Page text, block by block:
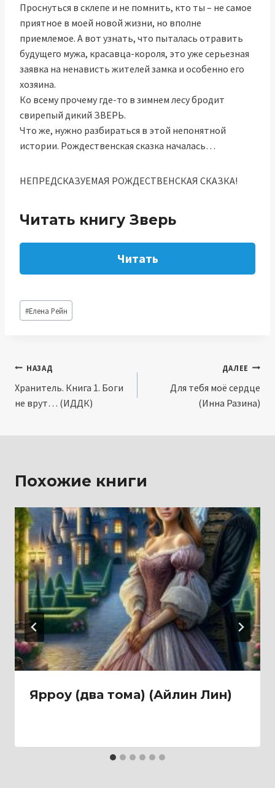
Проснуться в склепе и не помнить, кто ты – не самое
приятное в моей новой жизни, но вполне
приемлемое. А вот узнать, что пыталась отравить
будущего мужа, красавца-короля, это уже серьезная
заявка на ненависть жителей замка и особенно его
хозяина.
Ко всему прочему где-то в зимнем лесу бродит
свирепый дикий ЗВЕРЬ.
Что же, нужно разбираться в этой непонятной
истории. Рождественская сказка началась…
НЕПРЕДСКАЗУЕМАЯ РОЖДЕСТВЕНСКАЯ СКАЗКА!
Читать книгу Зверь
Читать
Метки
записи:
#Елена Рейн
Навигация
по
НАЗАД
Хранитель. Книга 1. Боги
не врут… (ИДДК)
ДАЛЕЕ
Для тебя моё сердце
(Инна Разина)
Похожие книги
Ярроу (два тома) (Айлин Лин)